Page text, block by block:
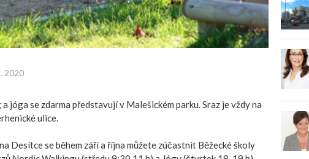
2020
jóga se zdarma představují v Malešickém parku. Sraz je vždy na
ulice.
Desítce se během září a října můžete zúčastnit Běžecké školy